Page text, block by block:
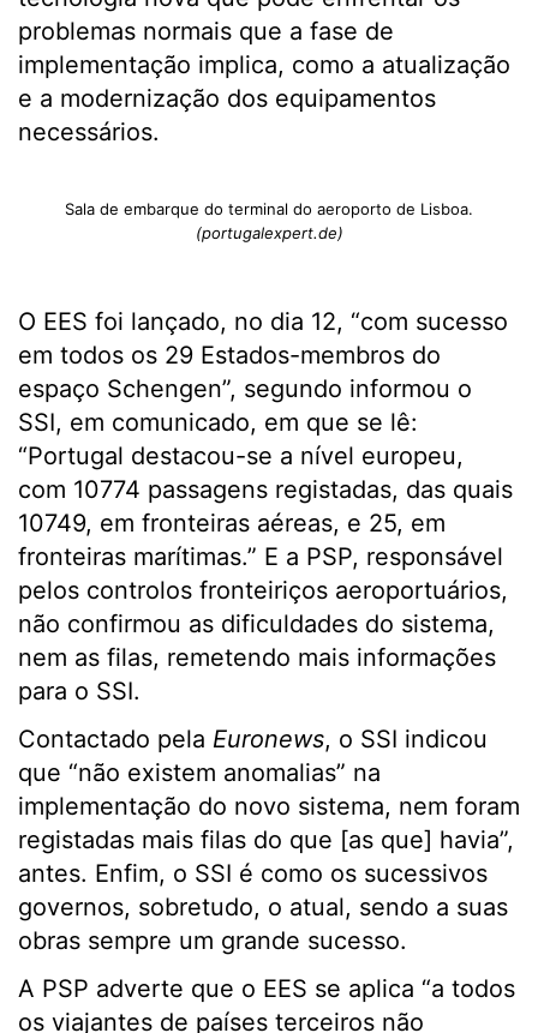
problemas normais que a fase de
implementação implica, como a atualização
e a modernização dos equipamentos
necessários.
Sala de embarque do terminal do aeroporto de Lisboa.
(portugalexpert.de)
O EES foi lançado, no dia 12, “com sucesso
em todos os 29 Estados-membros do
espaço Schengen”, segundo informou o
SSI, em comunicado, em que se lê:
“Portugal destacou-se a nível europeu,
com 10774 passagens registadas, das quais
10749, em fronteiras aéreas, e 25, em
fronteiras marítimas.” E a PSP, responsável
pelos controlos fronteiriços aeroportuários,
não confirmou as dificuldades do sistema,
nem as filas, remetendo mais informações
para o SSI.
Contactado pela Euronews, o SSI indicou
que “não existem anomalias” na
implementação do novo sistema, nem foram
registadas mais filas do que [as que] havia”,
antes. Enfim, o SSI é como os sucessivos
governos, sobretudo, o atual, sendo a suas
obras sempre um grande sucesso.
A PSP adverte que o EES se aplica “a todos
os viajantes de países terceiros não